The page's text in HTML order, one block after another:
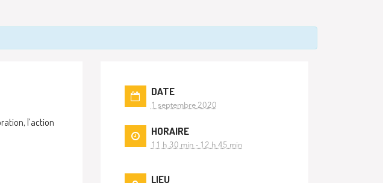
l’action
DATE
1 septembre 2020
HORAIRE
11 h 30 min - 12 h 45 min
LIEU